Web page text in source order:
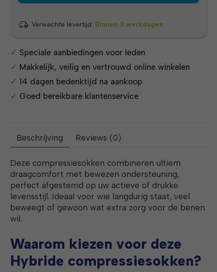
Verwachte levertijd: Binnen 3 werkdagen
Speciale aanbiedingen voor leden
Makkelijk, veilig en vertrouwd online winkelen
14 dagen bedenktijd na aankoop
Goed bereikbare klantenservice
Beschrijving Reviews (0)
Deze compressiesokken combineren ultiem
draagcomfort met bewezen ondersteuning,
perfect afgestemd op uw actieve of drukke
levensstijl. Ideaal voor wie langdurig staat, veel
beweegt of gewoon wat extra zorg voor de benen
wil.
Waarom kiezen voor deze
Hybride compressiesokken?